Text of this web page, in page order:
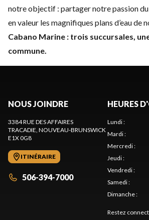
notre objectif : partager notre passion
en valeur les magnifiques plans d’eau de
Cabano Marine : trois succursales,
commune.
NOUS JOINDRE
3384 RUE DES AFFAIRES
TRACADIE, NOUVEAU-BRUNSWICK
E1X 0G8
ITINÉRAIRE
506-394-7000
HEURES
Lundi:
Mardi:
Mercredi:
Jeudi:
Vendredi:
Samedi:
Dimanche:
Restez